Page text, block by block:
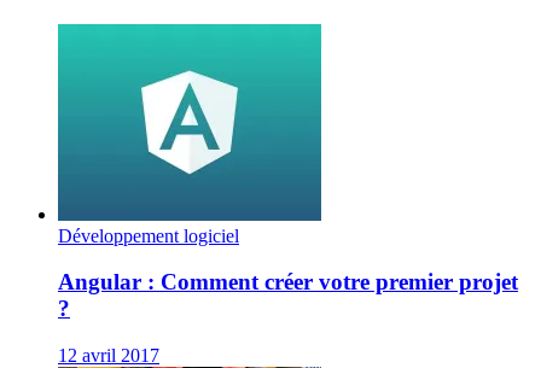
Développement logiciel
Angular : Comment créer votre premier projet
?
12 avril 2017